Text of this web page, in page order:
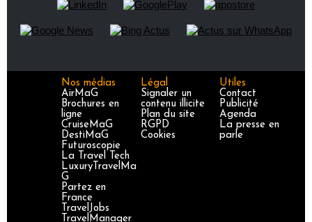
Nos médias
AirMaG
Brochures en
ligne
CruiseMaG
DestiMaG
Futuroscopie
La Travel Tech
LuxuryTravelMa
G
Partez en
France
TravelJobs
TravelManager
Légal
Signaler un
contenu illicite
Plan du site
RGPD
Cookies
Utiles
Contact
Publicité
Agenda
La presse en
parle